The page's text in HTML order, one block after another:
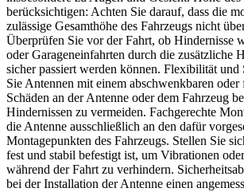
berücksichtigen: Achten Sie darauf, dass die
zulässige Gesamthöhe des Fahrzeugs nicht
Überprüfen Sie vor der Fahrt, ob Hindernisse
oder Garageneinfahrten durch die zusätzliche
sicher passiert werden können. Flexibilität und
Sie Antennen mit einem abschwenkbaren
Schäden an der Antenne oder dem Fahrzeug
Hindernissen zu vermeiden. Fachgerechte
die Antenne ausschließlich an den dafür
Montagepunkten des Fahrzeugs. Stellen Sie
fest und stabil befestigt ist, um Vibrationen
während der Fahrt zu verhindern.
bei der Installation der Antenne einen